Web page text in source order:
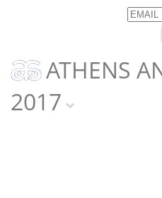
Email
ATHENS
2017